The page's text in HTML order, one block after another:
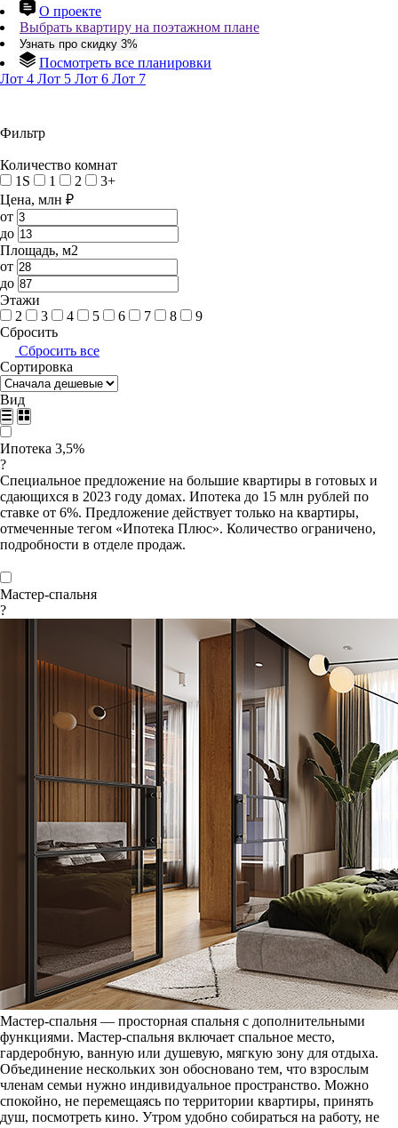
О проекте
Выбрать квартиру на поэтажном плане
Узнать про скидку 3%
Посмотреть все планировки
Лот 4 Лот 5 Лот 6 Лот 7
Фильтр
Количество комнат
1S
1 2
3+
Цена, млн ₽
от
до
Площадь, м2
от
до
Этажи
2
3 4 5 6 7 8
9
Сбросить
Сбросить все
Сортировка
Вид
Ипотека 3,5%
?
Специальное предложение на большие квартиры в готовых и
сдающихся в 2023 году домах. Ипотека до 15 млн рублей по
ставке от 6%. Предложение действует только на квартиры,
отмеченные тегом «Ипотека Плюс». Количество ограничено,
подробности в отделе продаж.
Мастер-спальня
?
Мастер-спальня — просторная спальня с дополнительными
функциями. Мастер-спальня включает спальное место,
гардеробную, ванную или душевую, мягкую зону для отдыха.
Объединение нескольких зон обосновано тем, что взрослым
членам семьи нужно индивидуальное пространство. Можно
спокойно, не перемещаясь по территории квартиры, принять
душ, посмотреть кино. Утром удобно собираться на работу, не